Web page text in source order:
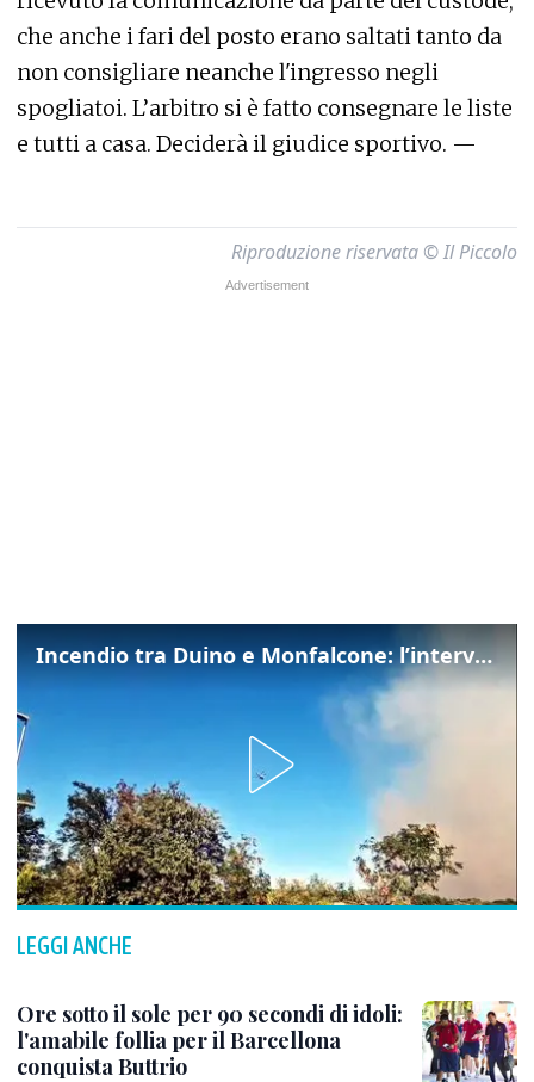
che anche i fari del posto erano saltati tanto da
non consigliare neanche l'ingresso negli
spogliatoi. L’arbitro si è fatto consegnare le liste
e tutti a casa. Deciderà il giudice sportivo. —
Riproduzione riservata © Il Piccolo
Incendio tra Duino e Monfalcone: l’intervento dei vigili del fuoco
LEGGI ANCHE
Ore sotto il sole per 90 secondi di idoli:
l'amabile follia per il Barcellona
conquista Buttrio